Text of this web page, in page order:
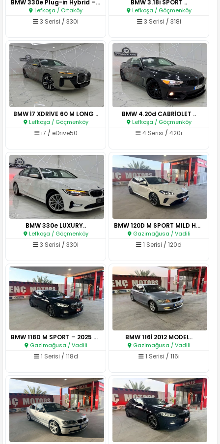
BMW 330e Plug-in Hybrid – 202..
Lefkoşa / Ortaköy
3 Serisi / 330i
BMW 3.18i SPORT ..
Lefkoşa / Göçmenköy
3 Serisi / 318i
BMW İ7 XDRİVE 60 M LONG ..
Lefkoşa / Göçmenköy
i7 / eDrive50
BMW 4.20d CABRİOLET ..
Lefkoşa / Göçmenköy
4 Serisi /420i
BMW 330e LUXURY..
Lefkoşa / Göçmenköy
3 Serisi / 330i
BMW 120D M SPORT MILD HYBRID ..
Gazimağusa / Vadili
1 Serisi /120d
BMW 118D M SPORT – 2025 MODEL..
Gazimağusa / Vadili
1 Serisi / 118d
BMW 116İ 2012 MODEL..
Gazimağusa / Vadili
1 Serisi / 116i